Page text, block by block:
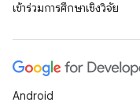
เข้าร่วมการศึกษาเชิงวิจัย
Android